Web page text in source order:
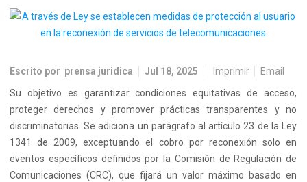
Escrito por prensa juridica Jul 18, 2025 Imprimir Email
Su objetivo es garantizar condiciones equitativas de acceso,
proteger derechos y promover prácticas transparentes y no
discriminatorias. Se adiciona un parágrafo al artículo 23 de la Ley
1341 de 2009, exceptuando el cobro por reconexión solo en
eventos específicos definidos por la Comisión de Regulación de
Comunicaciones (CRC), que fijará un valor máximo basado en